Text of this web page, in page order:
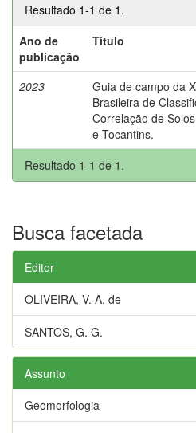
Resultado 1-1 de 1.
Ano de
publicação
Título
2023
Guia de campo da
Brasileira de
Correlação de
e Tocantins.
Resultado 1-1 de 1.
Busca facetada
Editor
OLIVEIRA, V. A. de
SANTOS, G. G.
Assunto
Geomorfologia